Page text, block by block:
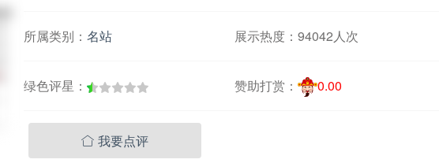
所属类别： 名站 展示热度： 94042人次
绿色评星： 赞助打赏： 0.00
 我要点评